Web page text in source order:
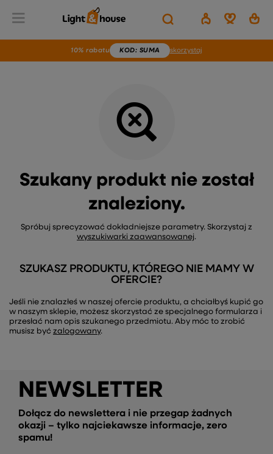
10% rabatu KOD: SUMA skorzystaj
Home Brak produktu
Szukany produkt nie został
znaleziony.
Spróbuj sprecyzować dokładniejsze parametry. Skorzystaj z
wyszukiwarki zaawansowanej.
SZUKASZ PRODUKTU, KTÓREGO NIE MAMY W
OFERCIE?
Jeśli nie znalazłeś w naszej ofercie produktu, a chciałbyś kupić go
w naszym sklepie, możesz skorzystać ze specjalnego formularza i
przesłać nam opis szukanego przedmiotu. Aby móc to zrobić
musisz być zalogowany.
NEWSLETTER
Dołącz do newslettera i nie przegap żadnych
okazji – tylko najciekawsze informacje, zero
spamu!